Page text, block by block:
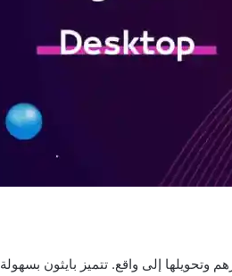
وتحويلها إلى واقع. تتميز بايثون بسهولة